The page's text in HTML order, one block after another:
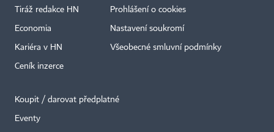
Tiráž redakce HN
Economia
Kariéra v HN
Ceník inzerce
Prohlášení o cookies
Nastavení soukromí
Všeobecné smluvní podmínky
Koupit / darovat předplatné
Eventy